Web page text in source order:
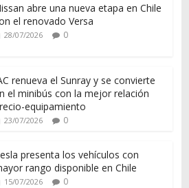
abre una nueva etapa en Chile
el renovado Versa
28/07/2026 0
renueva el Sunray y se convierte
el minibús con la mejor relación
equipamiento
23/07/2026 0
presenta los vehículos con
rango disponible en Chile
15/07/2026 0